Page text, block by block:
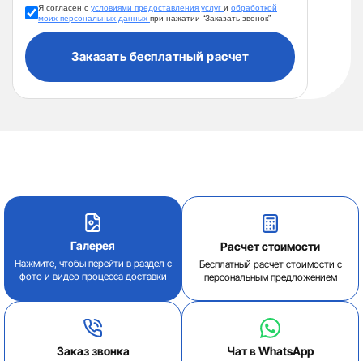
Я согласен с условиями предоставления услуг и обработкой
моих персональных данных при нажатии “Заказать звонок”
Заказать бесплатный расчет
Галерея
Нажмите, чтобы перейти в раздел с
фото и видео процесса доставки
Расчет стоимости
Бесплатный расчет стоимости с
персональным предложением
Заказ звонка Чат в WhatsApp